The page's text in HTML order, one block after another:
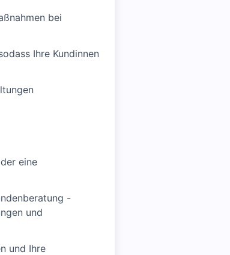
bei
Ihre Kundinnen
eine
-
und
und Ihre